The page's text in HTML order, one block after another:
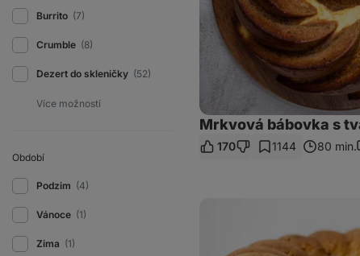
Burrito (7)
Crumble (8)
Dezert do skleničky (52)
Období
Podzim (4)
Vánoce (1)
Zima (1)
Mrkvová bábovka s
170 1144 80 min.
špaldové